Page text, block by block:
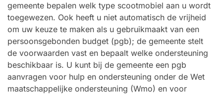
gemeente bepalen welk type scootmobiel aan u wordt
toegewezen. Ook heeft u niet automatisch de vrijheid
om uw keuze te maken als u gebruikmaakt van een
persoonsgebonden budget (pgb); de gemeente stelt
de voorwaarden vast en bepaalt welke ondersteuning
beschikbaar is. U kunt bij de gemeente een pgb
aanvragen voor hulp en ondersteuning onder de Wet
maatschappelijke ondersteuning (Wmo) en voor